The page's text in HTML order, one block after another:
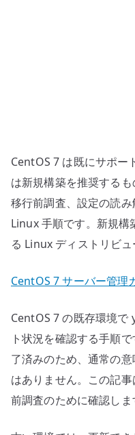
新
確
認
へ
CentOS 7 は既にサポー
は新規構築を推奨するも
移行前調査、設定の読
Linux 手順です。新規構
る Linux ディストリビュ
CentOS 7 サーバー管理
CentOS 7 の既存環境で
ト状況を確認する手順
了済みのため、通常の
はありません。この記
前調査のために確認しま